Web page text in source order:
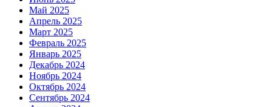
Май 2025
Апрель 2025
Март 2025
Февраль 2025
Январь 2025
Декабрь 2024
Ноябрь 2024
Октябрь 2024
Сентябрь 2024